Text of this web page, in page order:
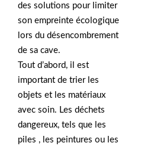
des solutions pour limiter
son empreinte écologique
lors du désencombrement
de sa cave.
Tout d’abord, il est
important de trier les
objets et les matériaux
avec soin. Les déchets
dangereux, tels que les
piles , les peintures ou les